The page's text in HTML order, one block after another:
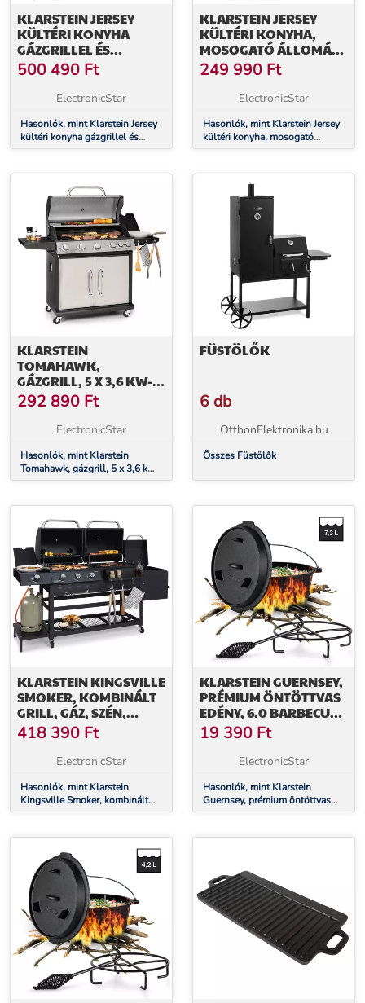
KLARSTEIN JERSEY
KÜLTÉRI KONYHA
GÁZGRILLEL ÉS
MOSOGATÓVAL, 20,7
KW, 5+1 ÉGŐVEL,
MOBIL
500 490 Ft
ElectronicStar
Hasonlók, mint Klarstein Jersey
kültéri konyha gázgrillel és
mosogatóval, 20,7 kW, 5+1
KLARSTEIN JERSEY
KÜLTÉRI KONYHA,
MOSOGATÓ ÁLLOMÁS,
ROZSDAMENTES ACÉL,
HORDOZHATÓ
ESŐVÉDŐ
249 990 Ft
ElectronicStar
Hasonlók, mint Klarstein Jersey
kültéri konyha, mosogató
állomás, rozsdamentes acél,
KLARSTEIN
TOMAHAWK,
GÁZGRILL, 5 X 3,6 KW-
OS + 2,7 KW-OS ÉGŐ, 80
X 43,5 CM-ES
ROZSDAMENTES ACÉL
292 890 Ft
ElectronicStar
Hasonlók, mint Klarstein
Tomahawk, gázgrill, 5 x 3,6 kW-
os + 2,7 kW-os égő, 80 x 43,5
grillsütő
FÜSTÖLŐK
6 db
OtthonElektronika.hu
Összes Füstölők
KLARSTEIN KINGSVILLE
SMOKER, KOMBINÁLT
GRILL, GÁZ, SZÉN,
SZÉNFÜSTÖLŐ, 13,5
KW, 3+1 ÉGŐ, FEKETE
418 390 Ft
ElectronicStar
Hasonlók, mint Klarstein
Kingsville Smoker, kombinált
grill, gáz, szén, szénfüstölő,
KLARSTEIN GUERNSEY,
PRÉMIUM ÖNTÖTTVAS
EDÉNY, 6.0 BARBECUE
EDÉNY, ÖNTÖTTVAS,
HŐKEZELT, M/6 QT/7,3 L
MÉRET
19 390 Ft
ElectronicStar
Hasonlók, mint Klarstein
Guernsey, prémium öntöttvas
edény, 6.0 barbecue edény,
méret